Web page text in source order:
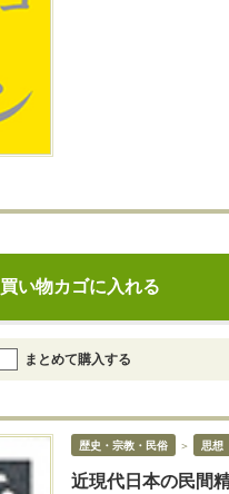
買い物カゴに入れる
まとめて購入する
歴史・宗教・民俗 ＞ 思想
近現代日本の民間